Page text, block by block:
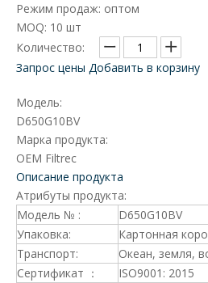
Режим продаж: оптом
MOQ: 10 шт
Количество:
Запрос цены Добавить в корзину
Модель:
D650G10BV
Марка продукта:
OEM Filtrec
Описание продукта
Атрибуты продукта:
Модель № :
D650G10BV
Упаковка:
Картонная
Транспорт:
Океан, земля,
Сертификат ：
ISO9001: 2015